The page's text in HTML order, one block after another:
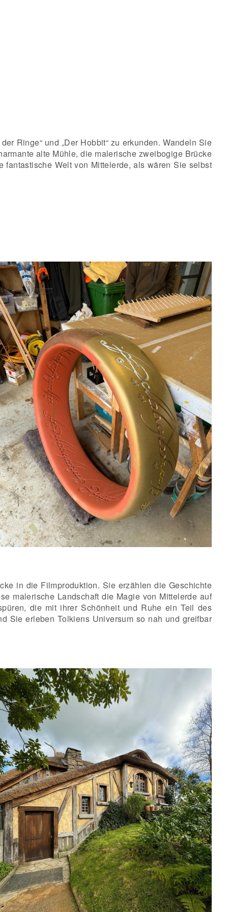
Ringe“ und „Der Hobbit“ zu erkunden. Wandeln Sie
alte Mühle, die malerische zweibogige Brücke
Welt von Mittelerde, als wären Sie selbst
in die Filmproduktion. Sie erzählen die Geschichte
malerische Landschaft die Magie von Mittelerde auf
die mit ihrer Schönheit und Ruhe ein Teil des
Sie erleben Tolkiens Universum so nah und greifbar